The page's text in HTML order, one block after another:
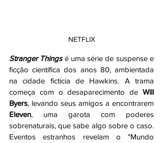
NETFLIX
Stranger Things é uma série de suspense e
ficção científica dos anos 80, ambientada
na cidade fictícia de Hawkins. A trama
começa com o desaparecimento de Will
Byers
Eleven, uma garota com poderes
sobrenaturais, que sabe algo sobre o caso.
Eventos estranhos revelam o "Mundo